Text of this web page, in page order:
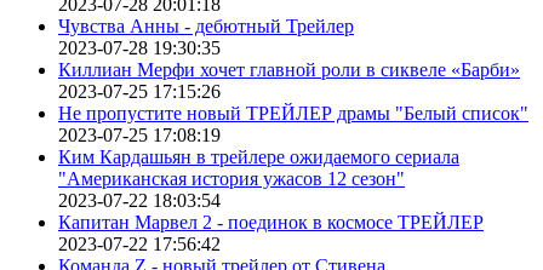
Чувства Анны - дебютный Трейлер
2023-07-28 19:30:35
Киллиан Мерфи хочет главной роли в сиквеле «Барби»
2023-07-25 17:15:26
Не пропустите новый ТРЕЙЛЕР драмы "Белый список"
2023-07-25 17:08:19
Ким Кардашьян в трейлере ожидаемого сериала
"Американская история ужасов 12 сезон"
2023-07-22 18:03:54
Капитан Марвел 2 - поединок в космосе ТРЕЙЛЕР
2023-07-22 17:56:42
Команда Z - новый трейлер от Стивена